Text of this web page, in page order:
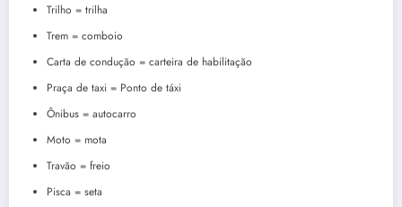
Trilho = trilha
Trem = comboio
Carta de condução = carteira de habilitação
Praça de taxi = Ponto de táxi
Ônibus = autocarro
Moto = mota
Travão = freio
Pisca = seta